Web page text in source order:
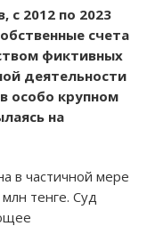
с 2012 по 2023
счета
фиктивных
деятельности
особо крупном
на
в частичной мере
тенге. Суд